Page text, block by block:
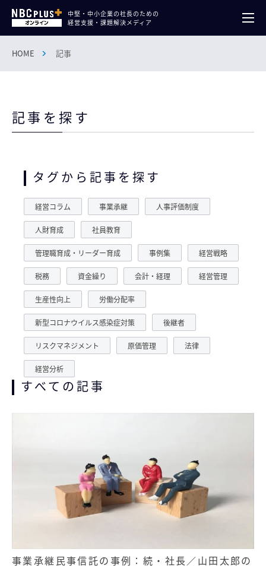
中堅・中小企業の社長のための
経営支援・課題解決メディア
HOME 記事
記事を探す
タグから記事を探す
経営コラム 事業承継 人事評価制度
人財育成 社員教育
管理職育成・リーダー育成 事例集 経営戦略
税務 資金繰り 会計・経理 経営管理
生産性向上 労働分配率
新型コロナウイルス感染症対策 後継者
リスクマネジメント 原価管理 法律
経営分析
すべての記事
事業承継民事信託の事例：続・社長／山田太郎の